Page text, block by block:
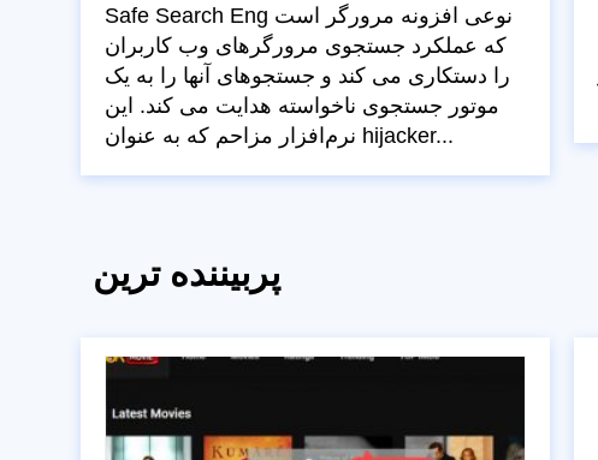
Safe Search Eng نوعی افزونه مرورگر است
که عملکرد جستجوی مرورگرهای وب کاربران
را دستکاری می کند و جستجوهای آنها را به یک
موتور جستجوی ناخواسته هدایت می کند. این
نرم‌افزار مزاحم که به عنوان hijacker...
پربیننده ترین